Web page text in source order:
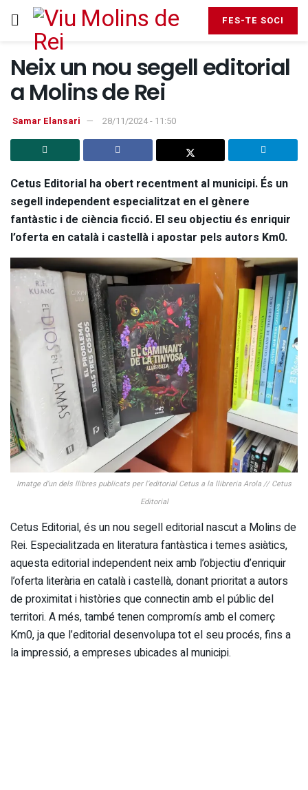
FES-TE SOCI
Neix un nou segell editorial
a Molins de Rei
Samar Elansari 28/11/2024 - 11:50
Cetus Editorial ha obert recentment al municipi. És un
segell independent especialitzat en el gènere
fantàstic i de ciència ficció. El seu objectiu és enriquir
l’oferta en català i castellà i apostar pels autors Km0.
Imatge d’un dels llibres publicats per l’editorial Cetus a la llibreria Arola // Cetus
Editorial
Cetus Editorial, és un nou segell editorial nascut a Molins de
Rei. Especialitzada en literatura fantàstica i temes asiàtics,
aquesta editorial independent neix amb l’objectiu d’enriquir
l’oferta literària en català i castellà, donant prioritat a autors
de proximitat i històries que connectin amb el públic del
territori. A més, també tenen compromís amb el comerç
Km0, ja que l’editorial desenvolupa tot el seu procés, fins a
la impressió, a empreses ubicades al municipi.